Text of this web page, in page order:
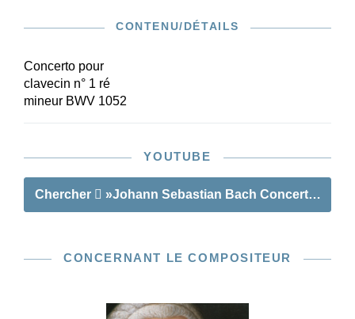
CONTENU/DÉTAILS
Concerto pour
clavecin n° 1 ré
mineur BWV 1052
YOUTUBE
Chercher »Johann Sebastian Bach Concerto pour
CONCERNANT LE COMPOSITEUR